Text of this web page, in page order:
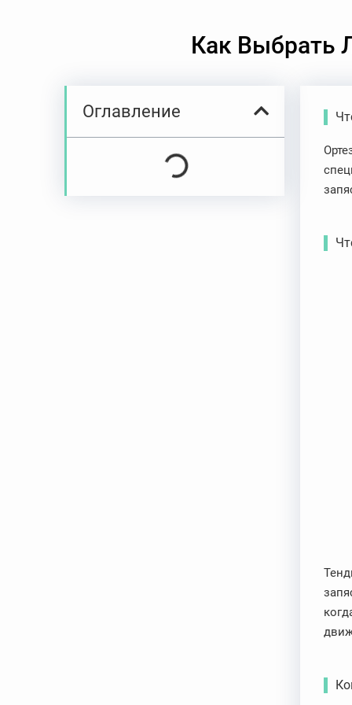
Как Выбрать
Оглавление